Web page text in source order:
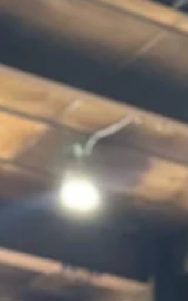
回は、そんな気になる部分をしっかりとリフレッシ
させていただきました😊 当店では、 輸入車の塗装に
も対応できる高品質な塗料 を使用し、お車本来の艶
上がったボディはまるで新車のような輝き✨お客様に
ました。 リトルガレージでは、「初めてのご来店で
安心してご相談いただけるお店」を目指しています
キズ・ヘコミ修理や塗装のご相談など、お気軽にお
い合わせください🚗💨